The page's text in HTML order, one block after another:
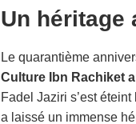
Un héritage
Le quarantième
Culture Ibn Rachiket
Fadel Jaziri s’est
a laissé un immense